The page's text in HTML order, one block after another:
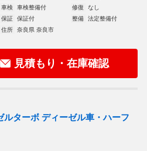
車検
車検整備付 修復
なし
保証
保証付 整備
法定整備付
住所
奈良県 奈良市
見積もり・在庫確認
ターボ ディーゼル車・ハーフ